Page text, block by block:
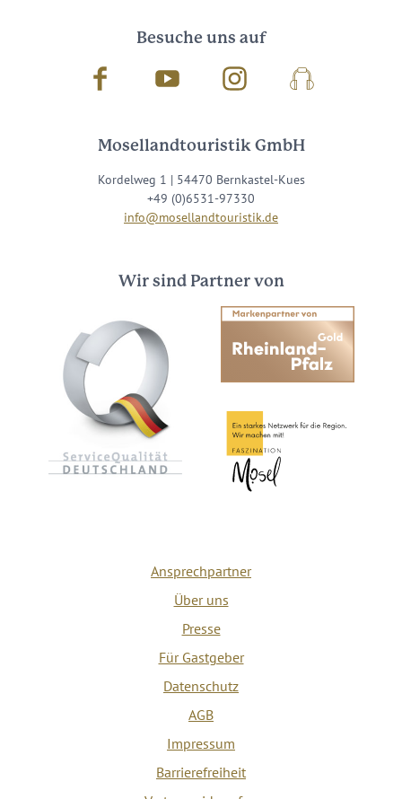
Besuche uns auf
Facebook Youtube InstagramPodcast
Mosellandtouristik GmbH
Kordelweg 1 | 54470 Bernkastel-Kues
+49 (0)6531-97330
info@mosellandtouristik.de
Wir sind Partner von
Ansprechpartner
Über uns
Presse
Für Gastgeber
Datenschutz
AGB
Impressum
Barrierefreiheit